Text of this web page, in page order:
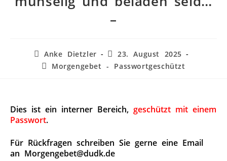
–
Anke Dietzler
23. August 2025
Morgengebet - Passwortgeschützt
Dies ist ein interner Bereich, geschützt mit einem
Passwort.
Für Rückfragen schreiben Sie gerne eine Email
an Morgengebet@dudk.de